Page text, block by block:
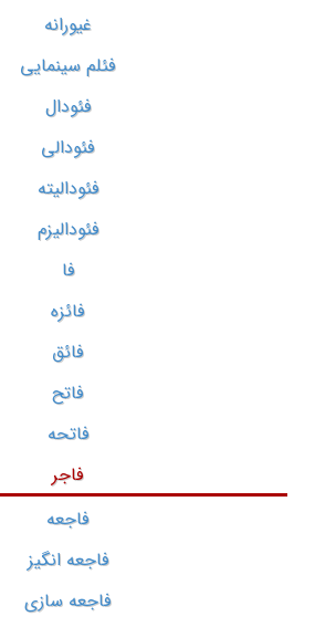
غیورانه
فئلم سینمایی
فئودال
فئودالی
فئودالیته
فئودالیزم
فا
فائزه
فائق
فاتح
فاتحه
فاجر
فاجعه
فاجعه انگیز
فاجعه سازی